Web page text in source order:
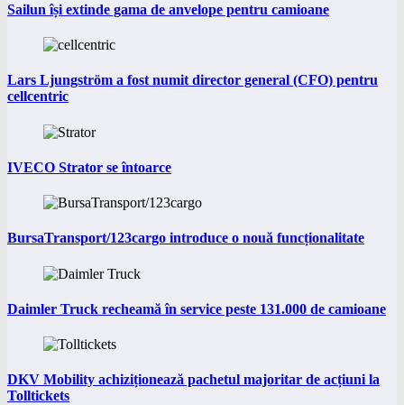
Sailun își extinde gama de anvelope pentru camioane
Lars Ljungström a fost numit director general (CFO) pentru
cellcentric
IVECO Strator se întoarce
BursaTransport/123cargo introduce o nouă funcționalitate
Daimler Truck recheamă în service peste 131.000 de camioane
DKV Mobility achiziționează pachetul majoritar de acțiuni la
Tolltickets